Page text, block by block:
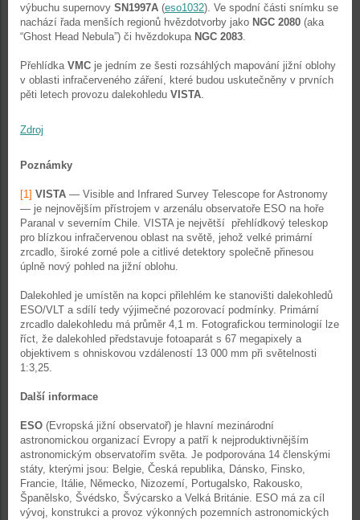
výbuchu supernovy SN1997A (eso1032). Ve spodní části snímku se
nachází řada menších regionů hvězdotvorby jako NGC 2080 (aka
“Ghost Head Nebula”) či hvězdokupa NGC 2083.
Přehlídka VMC je jedním ze šesti rozsáhlých mapování jižní oblohy
v oblasti infračerveného záření, které budou uskutečněny v prvních
pěti letech provozu dalekohledu VISTA.
Zdroj
Poznámky
[1] VISTA ― Visible and Infrared Survey Telescope for Astronomy
― je nejnovějším přístrojem v arzenálu observatoře ESO na hoře
Paranal v severním Chile. VISTA je největší přehlídkový teleskop
pro blízkou infračervenou oblast na světě, jehož velké primární
zrcadlo, široké zorné pole a citlivé detektory společně přinesou
úplně nový pohled na jižní oblohu.
Dalekohled je umístěn na kopci přilehlém ke stanovišti dalekohledů
ESO/VLT a sdílí tedy výjimečné pozorovací podmínky. Primární
zrcadlo dalekohledu má průměr 4,1 m. Fotografickou terminologií lze
říct, že dalekohled představuje fotoaparát s 67 megapixely a
objektivem s ohniskovou vzdáleností 13 000 mm při světelnosti
1:3,25.
Další informace
ESO (Evropská jižní observatoř) je hlavní mezinárodní
astronomickou organizací Evropy a patří k nejproduktivnějším
astronomickým observatořím světa. Je podporována 14 členskými
státy, kterými jsou: Belgie, Česká republika, Dánsko, Finsko,
Francie, Itálie, Německo, Nizozemí, Portugalsko, Rakousko,
Španělsko, Švédsko, Švýcarsko a Velká Británie. ESO má za cíl
vývoj, konstrukci a provoz výkonných pozemních astronomických